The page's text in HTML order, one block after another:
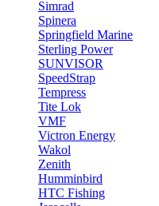
Simrad
Spinera
Springfield Marine
Sterling Power
SUNVISOR
SpeedStrap
Tempress
Tite Lok
VMF
Victron Energy
Wakol
Zenith
Humminbird
HTC Fishing